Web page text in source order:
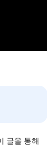
글을 통해